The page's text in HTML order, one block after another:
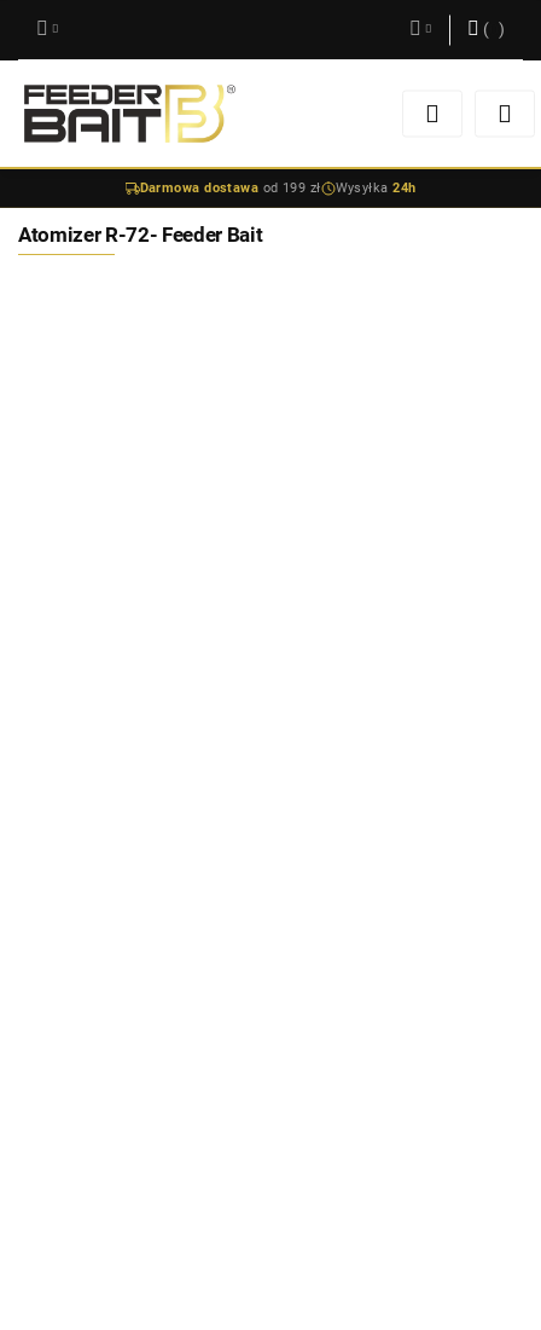
Zarejestruj się
( )
Darmowa dostawa od 199 zł Wysyłka24h
Atomizer R-72- Feeder Bait